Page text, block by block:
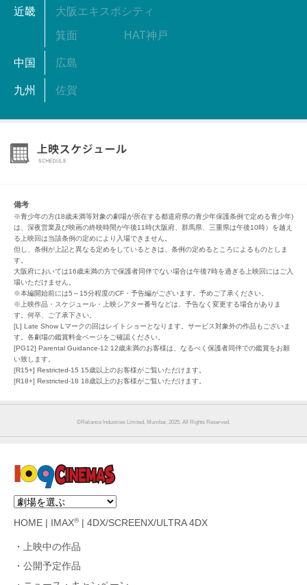
近畿 大阪エキスポシティ
箕面 HAT神戸
中国 広島
九州 佐賀
備考
※青少年の方(18歳未満等対象の劇場が所在する都道府県の青少年保護条例で定める青少年)
は、深夜営業及び映画の終映時間が午後11時(大阪府、群馬県、三重県は午後10時）を越え
る上映回は当該条例の定めにより入場できません。
但し、条例が上記と異なる定めをしているときは、条例の定めるところによるものとしま
す。
大阪府においては16歳未満の方で保護者同伴でない場合は午後7時を過ぎる上映回にはご入
場いただけません。
※本編開始前には5～15分程度のCF・予告編がございます。予めご了承ください。
※上映作品・スケジュール・上映シアター番号などは、予告なく変更する場合がありま
す。何卒、ご了承下さい。
[L] Late Show Lマークの回はレイトショーとなります。サービス対象外の作品もございま
す。各劇場の鑑賞料金ページをご確認ください。
[PG12] Parental Guidance-12 12歳未満のお客様は、なるべく保護者同伴での鑑賞をお願
い致します。
[R15+] Restricted-15 15歳以上のお客様がご覧いただけます。
[R18+] Restricted-18 18歳以上のお客様がご覧いただけます。
©︎Reliance Industries Limited, Mumbai, 2025. All Rights Reserved.
HOME IMAX®| 4DX/SCREENX/ULTRA 4DX
上映中の作品
公開予定作品